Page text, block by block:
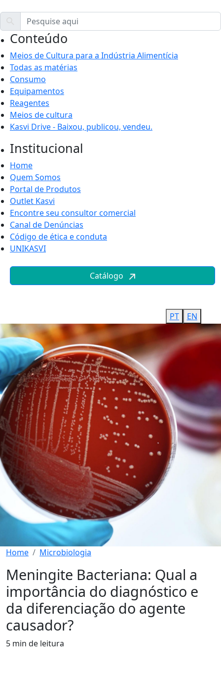
Conteúdo
Meios de Cultura para a Indústria Alimentícia
Todas as matérias
Consumo
Equipamentos
Reagentes
Meios de cultura
Kasvi Drive - Baixou, publicou, vendeu.
Institucional
Home
Quem Somos
Portal de Produtos
Outlet Kasvi
Encontre seu consultor comercial
Canal de Denúncias
Código de ética e conduta
UNIKASVI
Catálogo
PT EN
Home Microbiologia
Meningite Bacteriana: Qual a
importância do diagnóstico e
da diferenciação do agente
causador?
5 min de leitura